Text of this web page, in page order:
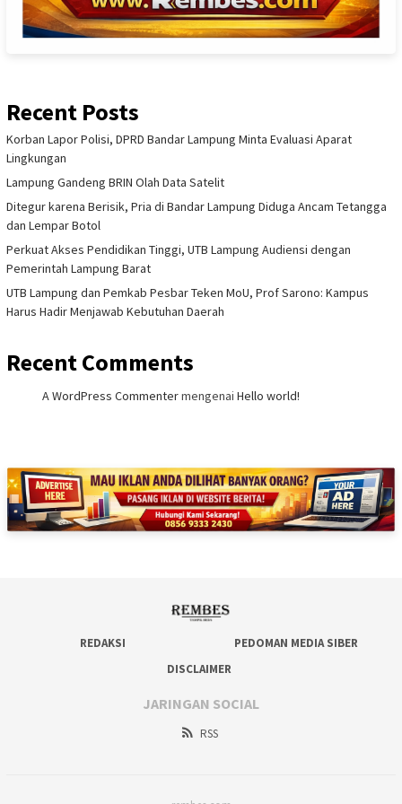
Recent Posts
Korban Lapor Polisi, DPRD Bandar Lampung Minta Evaluasi Aparat
Lingkungan
Lampung Gandeng BRIN Olah Data Satelit
Ditegur karena Berisik, Pria di Bandar Lampung Diduga Ancam Tetangga
dan Lempar Botol
Perkuat Akses Pendidikan Tinggi, UTB Lampung Audiensi dengan
Pemerintah Lampung Barat
UTB Lampung dan Pemkab Pesbar Teken MoU, Prof Sarono: Kampus
Harus Hadir Menjawab Kebutuhan Daerah
Recent Comments
A WordPress Commentermengenai Hello world!
REDAKSI
PEDOMAN MEDIA SIBER
DISCLAIMER
JARINGAN SOCIAL
RSS